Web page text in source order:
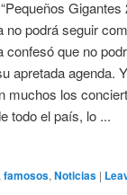
Gigantes
no podrá seguir
confesó que no
apretada agenda.
muchos los
todo el país, lo ...
,famosos,Noticias |